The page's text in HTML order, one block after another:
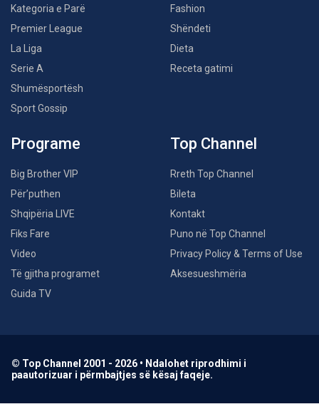
Kategoria e Parë
Premier League
La Liga
Serie A
Shumësportësh
Sport Gossip
Fashion
Shëndeti
Dieta
Receta gatimi
Programe
Big Brother VIP
Për’puthen
Shqipëria LIVE
Fiks Fare
Video
Të gjitha programet
Guida TV
Top Channel
Rreth Top Channel
Bileta
Kontakt
Puno në Top Channel
Privacy Policy & Terms of Use
Aksesueshmëria
© Top Channel 2001 - 2026 • Ndalohet riprodhimi i
paautorizuar i përmbajtjes së kësaj faqeje.